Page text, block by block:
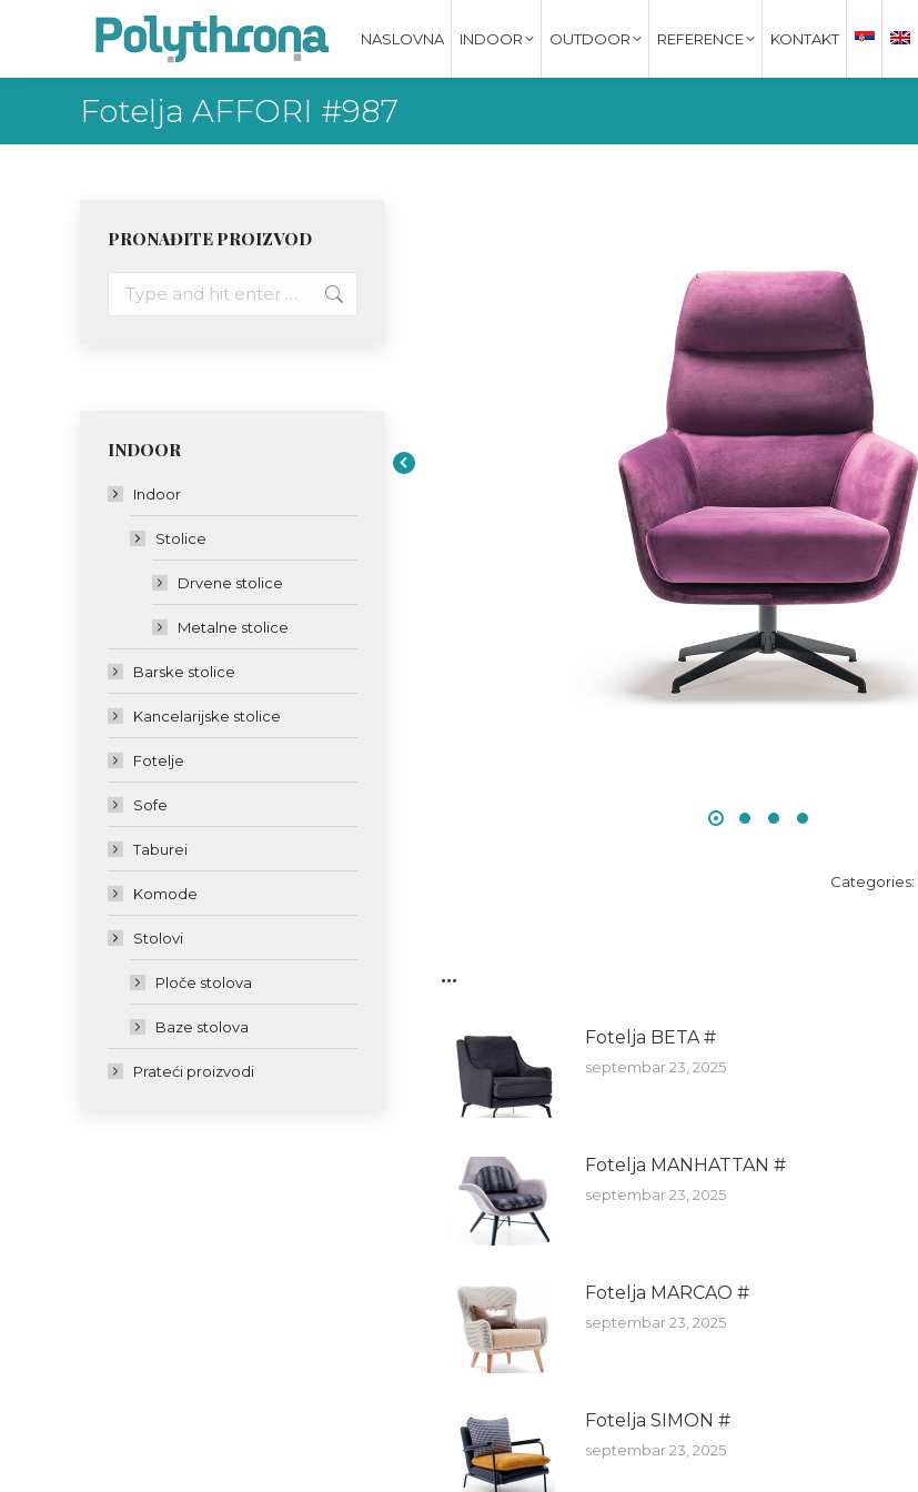
NASLOVNA INDOOR OUTDOOR REFERENCE KONTAKT
Fotelja AFFORI #987
Categories:
...
Fotelja BETA #
septembar 23, 2025
Fotelja MANHATTAN #
septembar 23, 2025
Fotelja MARCAO #
septembar 23, 2025
Fotelja SIMON #
septembar 23, 2025
PRONAĐITE PROIZVOD
INDOOR
Indoor
Stolice
Drvene stolice
Metalne stolice
Barske stolice
Kancelarijske stolice
Fotelje
Sofe
Taburei
Komode
Stolovi
Ploče stolova
Baze stolova
Prateći proizvodi